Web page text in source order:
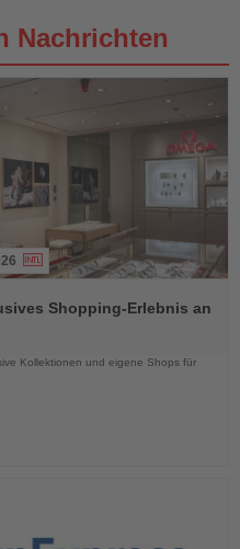
Nachrichten
Shopping-Erlebnis an
Kollektionen und eigene Shops für